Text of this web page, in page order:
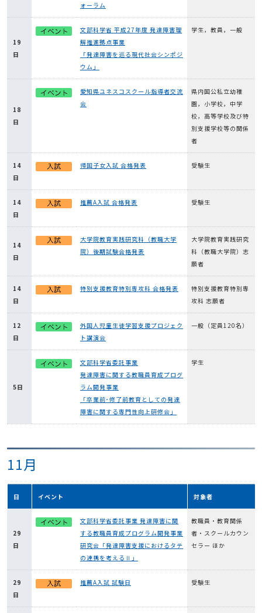
ォーラム
19
日
文部科学省 平成27年度 発達障害理
解推進拠点事業
「発達障害を巡る現代社会シンポジ
ウム」
学生，教員，一般
18
日
愛知県ユネスコスクール指導者交流
会
県内国公私立幼稚
園，小学校，中学
校，高等学校及び特
別支援学校等の関係
者
14
日
帰国子女入試 合格発表 受験生
14
日
推薦A入試 合格発表 受験生
14
日
大学院教育実践研究科（教職大学
院）後期試験合格発表
大学院教育実践研究
科（教職大学院）志
願者
14
日
特別支援教育特別専攻科 合格発表
特別支援教育特別専
攻科 志願者
12
日
外国人児童生徒学習支援プロジェク
ト講演会
一般（定員120名）
5日
文部科学省委託事業
発達障害に関する教職員育成プログ
ラム開発事業
「卒業前･修了前教育としての発達
障害に関する専門性向上研修会」
学生
11月
日 イベント 対象者
29
日
文部科学省委託事業 発達障害に関
する教職員育成プログラム開発事業
研究会「発達障害支援におけるタテ
の連携を考えるⅡ」
教職員・教育関係
者・スクールカウン
セラー ほか
29
日
推薦A入試 試験日 受験生